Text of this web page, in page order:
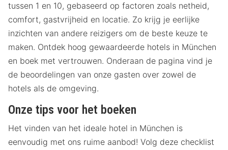
tussen 1 en 10, gebaseerd op factoren zoals netheid,
comfort, gastvrijheid en locatie. Zo krijg je eerlijke
inzichten van andere reizigers om de beste keuze te
maken. Ontdek hoog gewaardeerde hotels in München
en boek met vertrouwen. Onderaan de pagina vind je
de beoordelingen van onze gasten over zowel de
hotels als de omgeving.
Onze tips voor het boeken
Het vinden van het ideale hotel in München is
eenvoudig met ons ruime aanbod! Volg deze checklist